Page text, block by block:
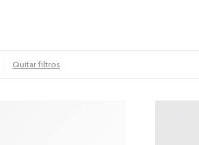
Quitar filtros